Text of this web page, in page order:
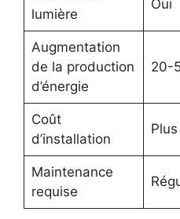
lumière
Oui
Augmentation
de la production
d’énergie
20-
Coût
d’installation
Maintenance
requise